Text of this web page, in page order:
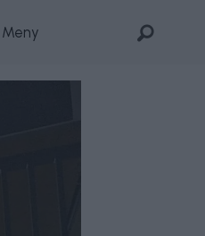
Meny